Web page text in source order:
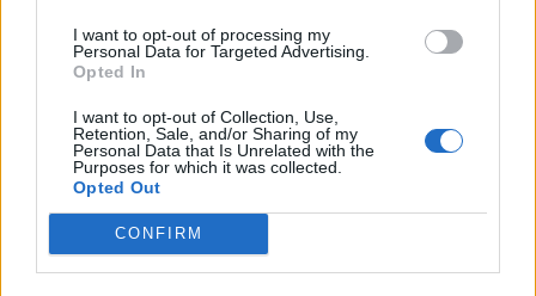
I want to opt-out of processing my
Personal Data for Targeted Advertising.
Opted In
I want to opt-out of Collection, Use,
Retention, Sale, and/or Sharing of my
Personal Data that Is Unrelated with the
Purposes for which it was collected.
Opted Out
CONFIRM
στα καθαρά κέρδη του α΄
εξαμήνου – Στα 524,4 εκατ.
στα καθαρά κέρδη του α΄
εξαμήνου, στα 138 εκατ. ευρώ
Η συμφωνία Arval-Athlon αναδιαμορφώνει την αγορά leasing